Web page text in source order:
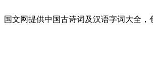
国文网提供中国古诗词及汉语字词大全